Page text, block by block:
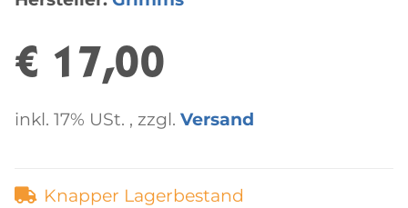
€ 17,00
inkl. 17% USt. , zzgl. Versand
Knapper Lagerbestand